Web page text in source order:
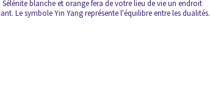
blanche et orange fera de votre lieu de vie un endroit
Le symbole Yin Yang représente l'équilibre entre les dualités.